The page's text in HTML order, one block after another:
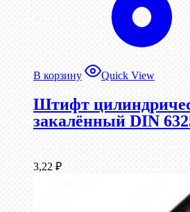
В корзину Quick View
Штифт
закалённый DIN
3,22 ₽